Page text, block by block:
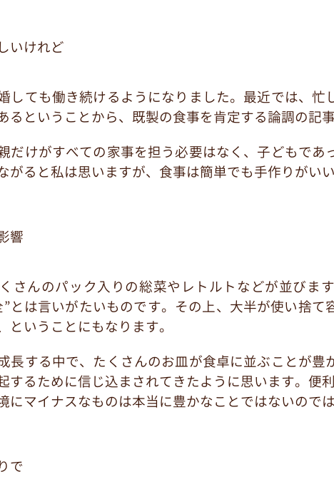
いけれど
しても働き続けるようになりました。最近では、
るということから、既製の食事を肯定する論調の記
だけがすべての家事を担う必要はなく、子どもであ
がると私は思いますが、食事は簡単でも手作りがい
響
さんのパック入りの総菜やレトルトなどが並びま
とは言いがたいものです。その上、大半が使い捨
ということにもなります。
長する中で、たくさんのお皿が食卓に並ぶことが
するために信じ込まされてきたように思います。便
にマイナスなものは本当に豊かなことではないので
で